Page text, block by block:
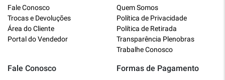
Fale Conosco
Trocas e Devoluções
Área do Cliente
Portal do Vendedor
Quem Somos
Política de Privacidade
Política de Retirada
Transparência Plenobras
Trabalhe Conosco
Fale Conosco Formas de Pagamento
Online
Bem vindo a Plenobras! Aqui você
encontra toda a linha de materiais